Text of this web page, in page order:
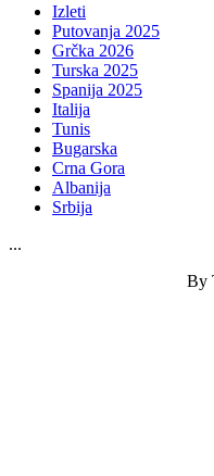
Izleti
Putovanja 2025
Grčka 2026
Turska 2025
Spanija 2025
Italija
Tunis
Bugarska
Crna Gora
Albanija
Srbija
...
By